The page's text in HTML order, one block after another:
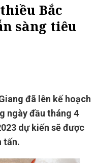
Bắc
sàng tiêu
đã lên kế hoạch
ngày đầu tháng 4
dự kiến sẽ được
tấn.